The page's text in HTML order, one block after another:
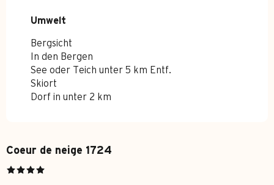
Umwelt
Umwelt
Bergsicht
In den Bergen
See oder Teich unter 5 km Entf.
Skiort
Dorf in unter 2 km
Coeur de neige 1724